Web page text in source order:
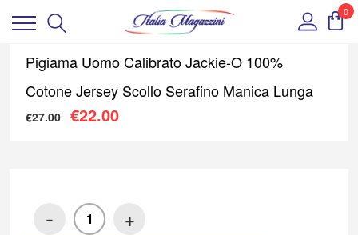
0
Pigiama Uomo Calibrato Jackie-O 100%
Cotone Jersey Scollo Serafino Manica Lunga
€27.00 Il prezzo originale era: €27.00.
€22.00
- +